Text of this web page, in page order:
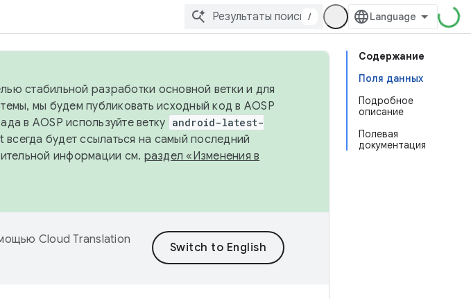
/
Содержание
Поля данных
Подробное
описание
Полевая
документация
стабильной разработки основной ветки и для
мы будем публиковать исходный код в AOSP
в AOSP используйте ветку android-latest-
всегда будет ссылаться на самый последний
информации см. раздел «Изменения в
Cloud Translation